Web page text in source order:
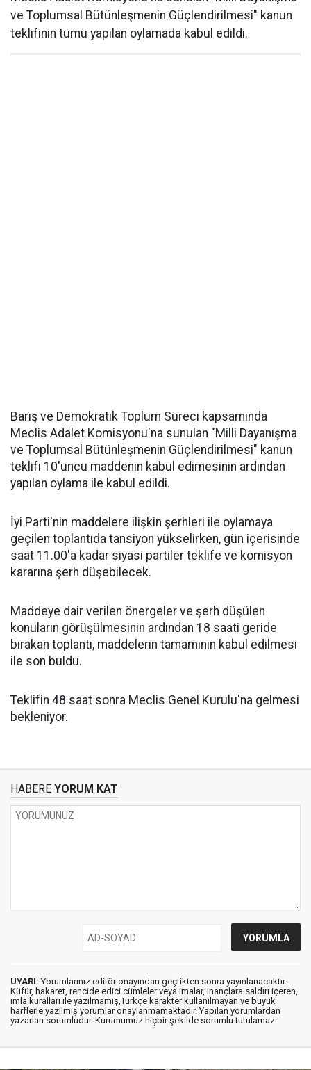
ve Toplumsal Bütünleşmenin Güçlendirilmesi" kanun
teklifinin tümü yapılan oylamada kabul edildi.
Barış ve Demokratik Toplum Süreci kapsamında
Meclis Adalet Komisyonu'na sunulan "Milli Dayanışma
ve Toplumsal Bütünleşmenin Güçlendirilmesi" kanun
teklifi 10'uncu maddenin kabul edimesinin ardından
yapılan oylama ile kabul edildi.
İyi Parti'nin maddelere ilişkin şerhleri ile oylamaya
geçilen toplantıda tansiyon yükselirken, gün içerisinde
saat 11.00'a kadar siyasi partiler teklife ve komisyon
kararına şerh düşebilecek.
Maddeye dair verilen önergeler ve şerh düşülen
konuların görüşülmesinin ardından 18 saati geride
bırakan toplantı, maddelerin tamamının kabul edilmesi
ile son buldu.
Teklifin 48 saat sonra Meclis Genel Kurulu'na gelmesi
bekleniyor.
HABERE YORUM KAT
UYARI: Yorumlarınız editör onayından geçtikten sonra yayınlanacaktır.
Küfür, hakaret, rencide edici cümleler veya imalar, inançlara saldırı içeren,
imla kuralları ile yazılmamış,Türkçe karakter kullanılmayan ve büyük
harflerle yazılmış yorumlar onaylanmamaktadır. Yapılan yorumlardan
yazarları sorumludur. Kurumumuz hiçbir şekilde sorumlu tutulamaz.